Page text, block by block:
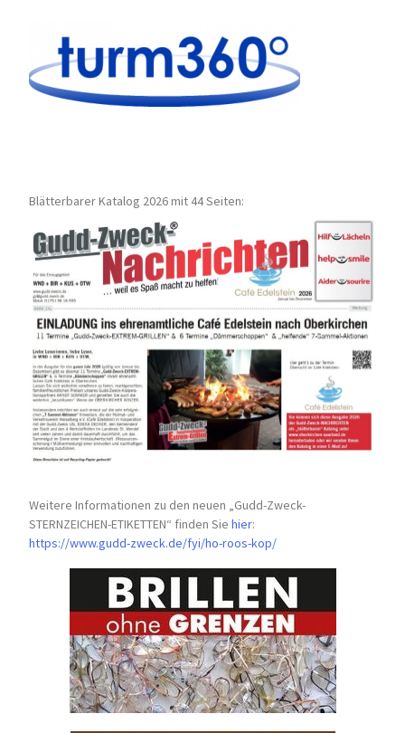
Blätterbarer Katalog 2026 mit 44 Seiten:
Weitere Informationen zu den neuen „Gudd-Zweck-
STERNZEICHEN-ETIKETTEN“ finden Siehier:
https://www.gudd-zweck.de/fyi/ho-roos-kop/